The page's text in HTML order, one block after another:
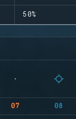
50%
07 08